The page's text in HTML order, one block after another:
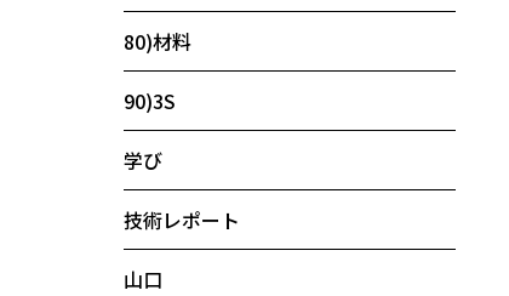
80)材料
90)3S
学び
技術レポート
山口